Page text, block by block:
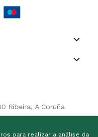


para realizar a análise da
Ribeira, A Coruña